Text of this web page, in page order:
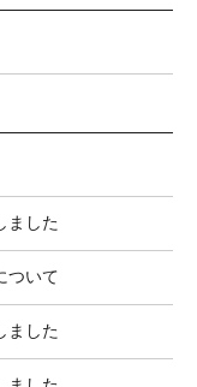
ました
ついて
ました